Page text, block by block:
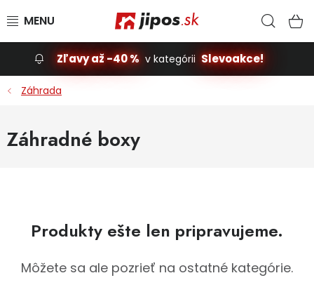
Slevoakce
Príslušenstvo pre automobily
Vybavenie a hračky pre deti
Zľavy až -40 % v kategórii Slevoakce!
Záhrada
Záhradné boxy
Produkty ešte len pripravujeme.
Môžete sa ale pozrieť na ostatné kategórie.